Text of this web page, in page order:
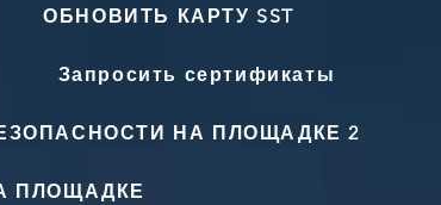
ОБНОВИТЬ КАРТУ SST
Запросить сертификаты
НА ПЛОЩАДКЕ 2
ПЛОЩАДКЕ